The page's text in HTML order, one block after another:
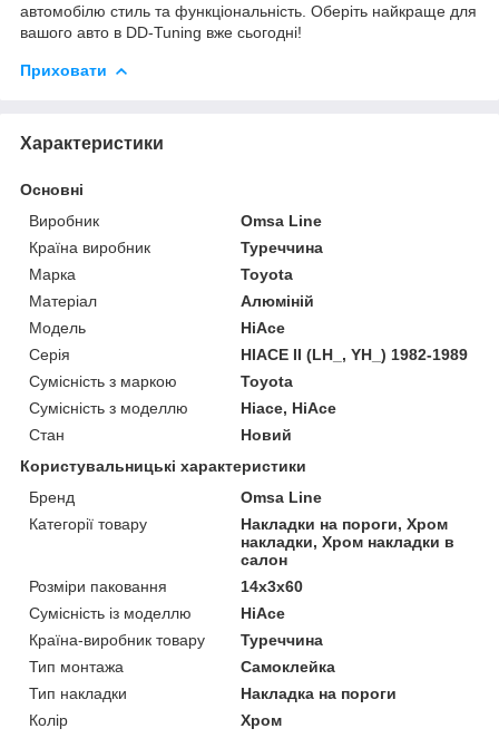
автомобілю стиль та функціональність. Оберіть найкраще для
вашого авто в DD-Tuning вже сьогодні!
Приховати
Характеристики
Основні
Виробник
Omsa Line
Країна виробник
Туреччина
Марка
Toyota
Матеріал
Алюміній
Модель
HiAce
Серія
HIACE II (LH_, YH_) 1982-1989
Сумісність з маркою
Toyota
Сумісність з моделлю
Hiace, HiAce
Стан
Новий
Користувальницькі характеристики
Бренд
Omsa Line
Категорії товару
Накладки на пороги, Хром
накладки, Хром накладки в
салон
Розміри паковання
14x3x60
Сумісність із моделлю
HiAce
Країна-виробник товару
Туреччина
Тип монтажа
Самоклейка
Тип накладки
Накладка на пороги
Колір
Хром